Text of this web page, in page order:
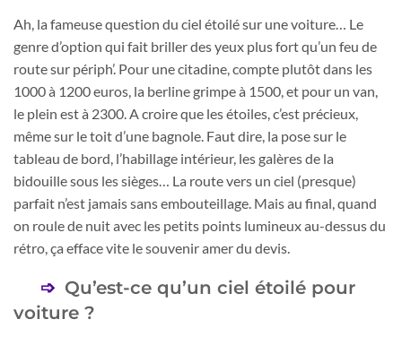
Ah, la fameuse question du ciel étoilé sur une voiture… Le
genre d’option qui fait briller des yeux plus fort qu’un feu de
route sur périph’. Pour une citadine, compte plutôt dans les
1000 à 1200 euros, la berline grimpe à 1500, et pour un van,
le plein est à 2300. A croire que les étoiles, c’est précieux,
même sur le toit d’une bagnole. Faut dire, la pose sur le
tableau de bord, l’habillage intérieur, les galères de la
bidouille sous les sièges… La route vers un ciel (presque)
parfait n’est jamais sans embouteillage. Mais au final, quand
on roule de nuit avec les petits points lumineux au-dessus du
rétro, ça efface vite le souvenir amer du devis.
Qu’est-ce qu’un ciel étoilé pour
voiture ?